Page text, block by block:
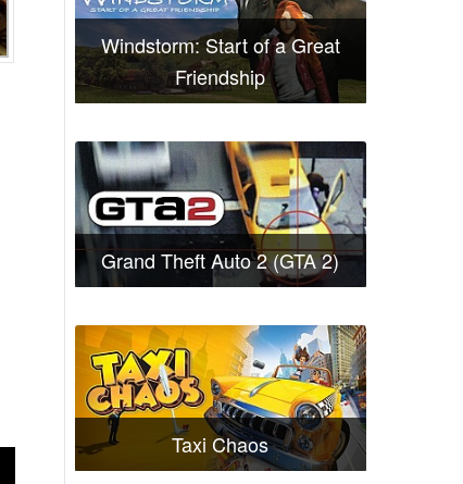
Windstorm: Start of a Great
Friendship
Grand Theft Auto 2 (GTA 2)
Taxi Chaos